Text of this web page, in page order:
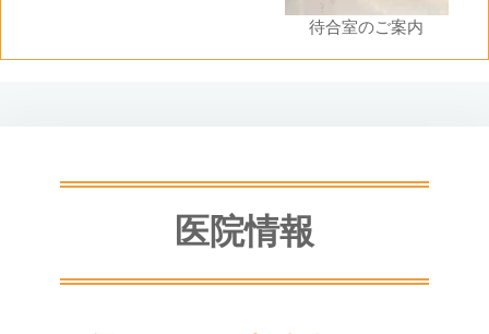
待合室のご案内
医院情報